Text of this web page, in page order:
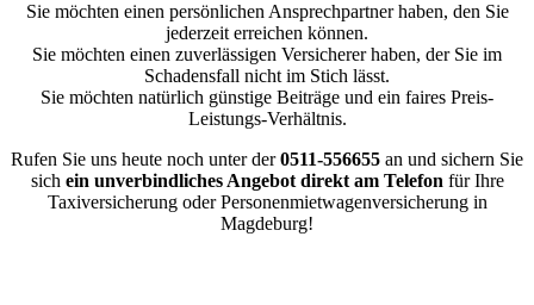
Sie möchten einen persönlichen Ansprechpartner haben, den Sie
jederzeit erreichen können.
Sie möchten einen zuverlässigen Versicherer haben, der Sie im
Schadensfall nicht im Stich lässt.
Sie möchten natürlich günstige Beiträge und ein faires Preis-
Leistungs-Verhältnis.
Rufen Sie uns heute noch unter der0511-556655 an und sichern Sie
sich ein unverbindliches Angebot direkt am Telefon für Ihre
Taxiversicherung oder Personenmietwagenversicherung in
Magdeburg!